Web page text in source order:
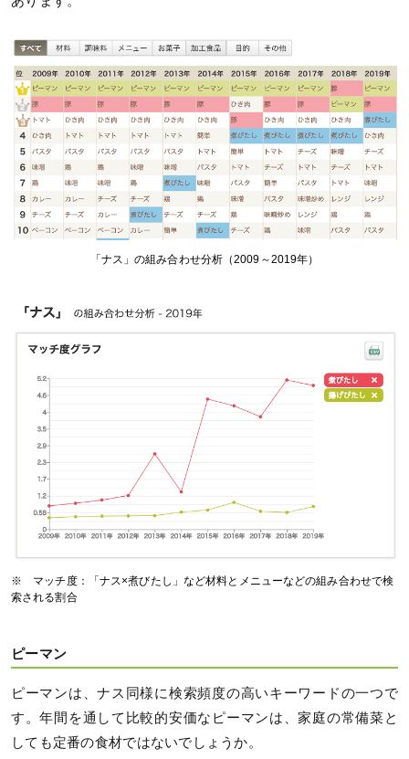
「ナス」の組み合わせ分析（2009～2019年）
※ マッチ度：「ナス×煮びたし」など材料とメニューなどの組み合わせで検
索される割合
ピーマン
ピーマンは、ナス同様に検索頻度の高いキーワードの一つで
す。年間を通して比較的安価なピーマンは、家庭の常備菜と
しても定番の食材ではないでしょうか。